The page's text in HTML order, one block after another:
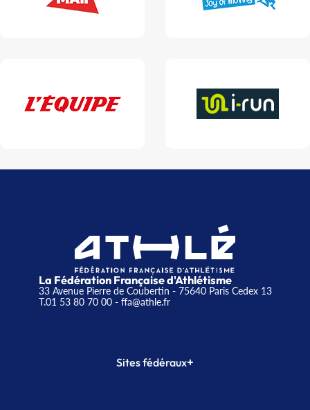
La Fédération Française d'Athlétisme
33 Avenue Pierre de Coubertin - 75640 Paris Cedex 13
T.01 53 80 70 00- ffa@athle.fr
Sites fédéraux+